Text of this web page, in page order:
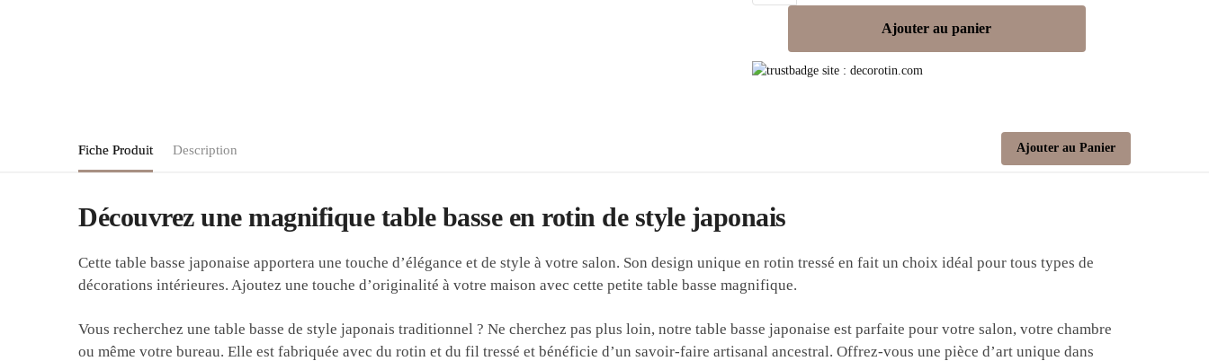
Ajouter au panier
Fiche Produit Description Ajouter au Panier
Découvrez une magnifique table basse en rotin de style japonais
Cette table basse japonaise apportera une touche d’élégance et de style à votre salon. Son design unique en rotin tressé en fait un choix idéal pour tous types de
décorations intérieures. Ajoutez une touche d’originalité à votre maison avec cette petite table basse magnifique.
Vous recherchez une table basse de style japonais traditionnel ? Ne cherchez pas plus loin, notre table basse japonaise est parfaite pour votre salon, votre chambre
ou même votre bureau. Elle est fabriquée avec du rotin et du fil tressé et bénéficie d’un savoir-faire artisanal ancestral. Offrez-vous une pièce d’art unique dans